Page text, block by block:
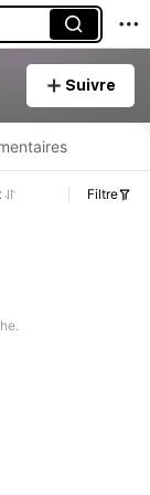
Suivre
ventes et le stock.
Filtre